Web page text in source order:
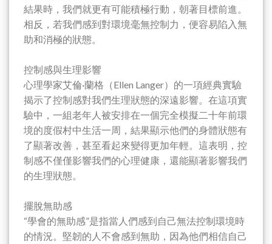
結果時，我們就更有可能積極行動，朝著目標前進。
相反，若我們感到對環境毫無控制力，便容易陷入無
助和消極的狀態。
控制感與生理影響
心理學家艾倫·蘭格（Ellen Langer）的一項經典實驗
揭示了控制感對我們生理狀態的深遠影響。在這項實
驗中，一組老年人被安排在一個完全模擬二十年前環
境的度假村中生活一周，結果顯示他們的身體狀態有
了顯著改善，甚至看起來變得更加年輕。這表明，控
制感不僅僅影響我們的心理健康，還能顯著影響我們
的生理狀態。
擺脫無助感
“學會的無助感”是指當人們感到自己無法控制環境時
的情況。堅韌的人不會感到無助，因為他們相信自己